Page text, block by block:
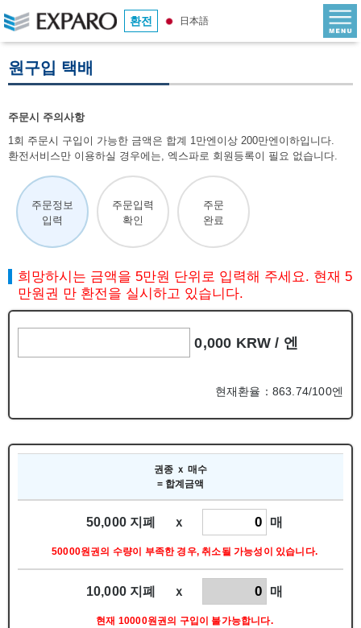
환전 日本語
원구입 택배
주문시 주의사항
1회 주문시 구입이 가능한 금액은 합계 1만엔이상 200만엔이하입니다.
환전서비스만 이용하실 경우에는, 엑스파로 회원등록이 필요 없습니다.
주문정보
입력
주문입력
확인
주문
완료
희망하시는 금액을 5만원 단위로 입력해 주세요. 현재 5
만원권 만 환전을 실시하고 있습니다.
0,000 KRW / 엔
현재환율：863.74/100엔
권종 ｘ 매수
= 합계금액
50,000 지폐 ｘ 매
50000원권의 수량이 부족한 경우, 취소될 가능성이 있습니다.
10,000 지폐 ｘ 매
현재 10000원권의 구입이 불가능합니다.